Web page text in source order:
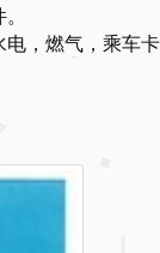
电，燃气，乘车